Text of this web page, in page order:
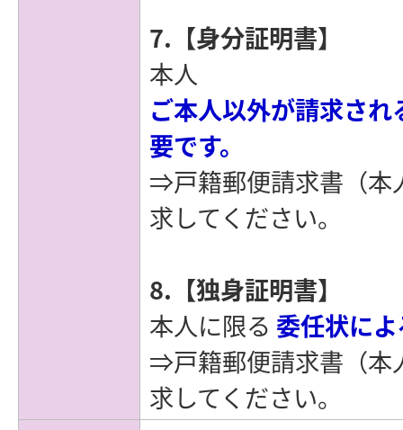
7.【身分証明書】
本人
ご本人以外が請求され
要です。
⇒戸籍郵便請求書（本
求してください。
8.【独身証明書】
本人に限る 委任状に
⇒戸籍郵便請求書（本
求してください。